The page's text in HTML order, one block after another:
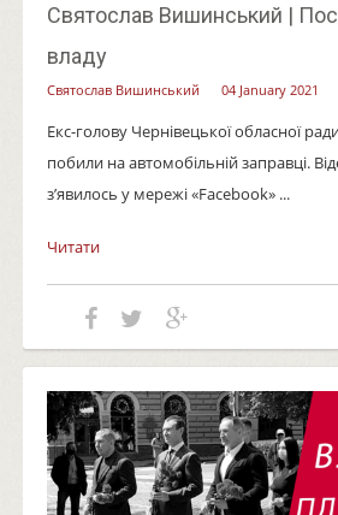
Святослав Вишинський |
владу
Святослав Вишинський 04 January 2021
Екс-голову Чернівецької обласної
побили на автомобільній заправці.
з’явилось у мережі «Facebook» ...
Читати